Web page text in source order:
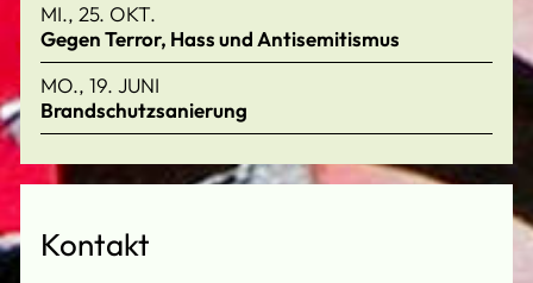
MI., 25. OKT.
Gegen Terror, Hass und Antisemitismus
MO., 19. JUNI
Brandschutzsanierung
Kontakt